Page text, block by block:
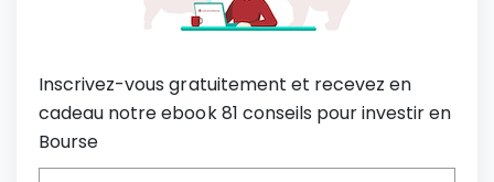
Inscrivez-vous gratuitement et recevez en
cadeau notre ebook 81 conseils pour investir en
Bourse